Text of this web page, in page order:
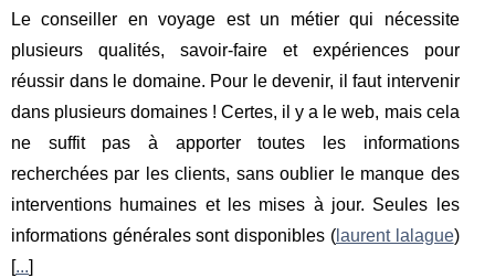
Le conseiller en voyage est un métier qui nécessite
plusieurs qualités, savoir-faire et expériences pour
réussir dans le domaine. Pour le devenir, il faut intervenir
dans plusieurs domaines ! Certes, il y a le web, mais cela
ne suffit pas à apporter toutes les informations
recherchées par les clients, sans oublier le manque des
interventions humaines et les mises à jour. Seules les
informations générales sont disponibles (laurent lalague)
[...]